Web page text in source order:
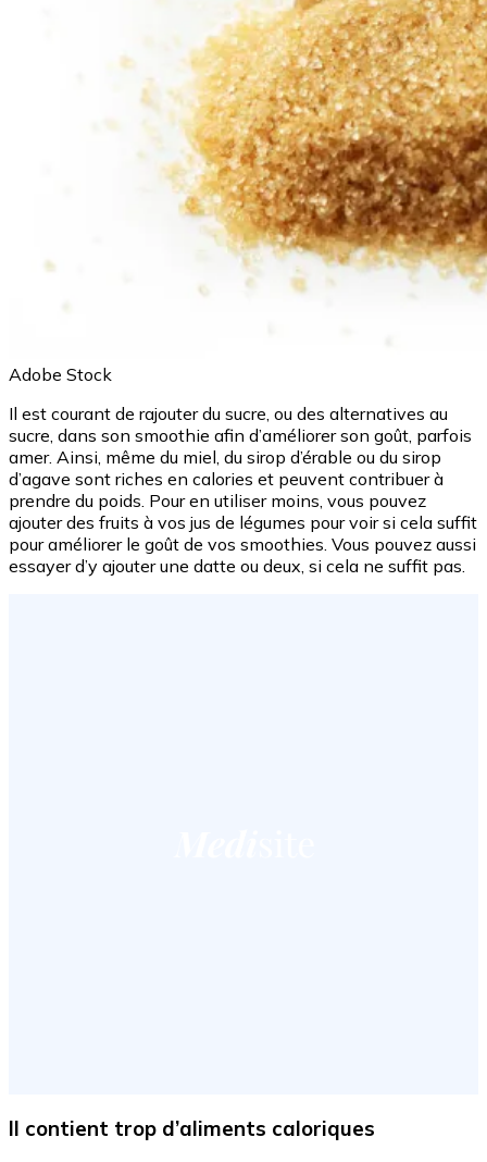
Adobe Stock
Il est courant de rajouter du sucre, ou des alternatives au
sucre, dans son smoothie afin d’améliorer son goût, parfois
amer. Ainsi, même du miel, du sirop d’érable ou du sirop
d’agave sont riches en calories et peuvent contribuer à
prendre du poids. Pour en utiliser moins, vous pouvez
ajouter des fruits à vos jus de légumes pour voir si cela suffit
pour améliorer le goût de vos smoothies. Vous pouvez aussi
essayer d’y ajouter une datte ou deux, si cela ne suffit pas.
Il contient trop d’aliments caloriques